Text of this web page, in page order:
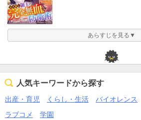
あらすじを見る▼
人気キーワードから探す
出産・育児 くらし・生活 バイオレンス
ラブコメ
学園